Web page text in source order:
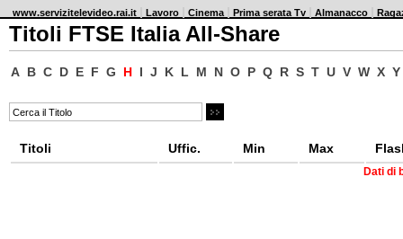
www.servizitelevideo.rai.it Lavoro Cinema Prima serata Tv Almanacco
Titoli FTSE Italia All-Share
A B C D E F G H I J K L M N O P Q R S T U V W X Y
Titoli Uffic. Min Max
Dati di